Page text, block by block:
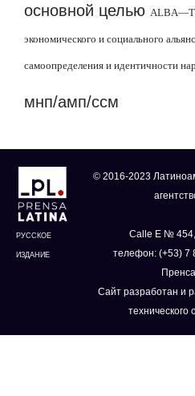
основной целью ALBA—
экономического и социального
самоопределения и идентичности
мнп/амп/ссм
РУССКОЕ
ИЗДАНИЕ
© 2016-2023
Calle E №
телефон: (+53) 7
Сайт разработан и